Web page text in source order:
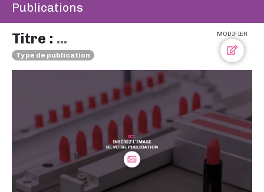
Publications
MODIFIER
Titre : ...
Type de publication